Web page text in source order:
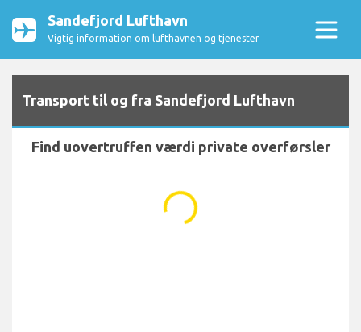
Sandefjord Lufthavn
Vigtig information om lufthavnen og tjenester
Transport til og fra Sandefjord Lufthavn
Find uovertruffen værdi private overførsler
...